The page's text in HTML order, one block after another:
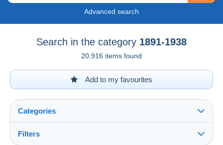
Advanced search
Search in the category 1891-1938
20,916 items found
Add to my favourites
Categories
Filters